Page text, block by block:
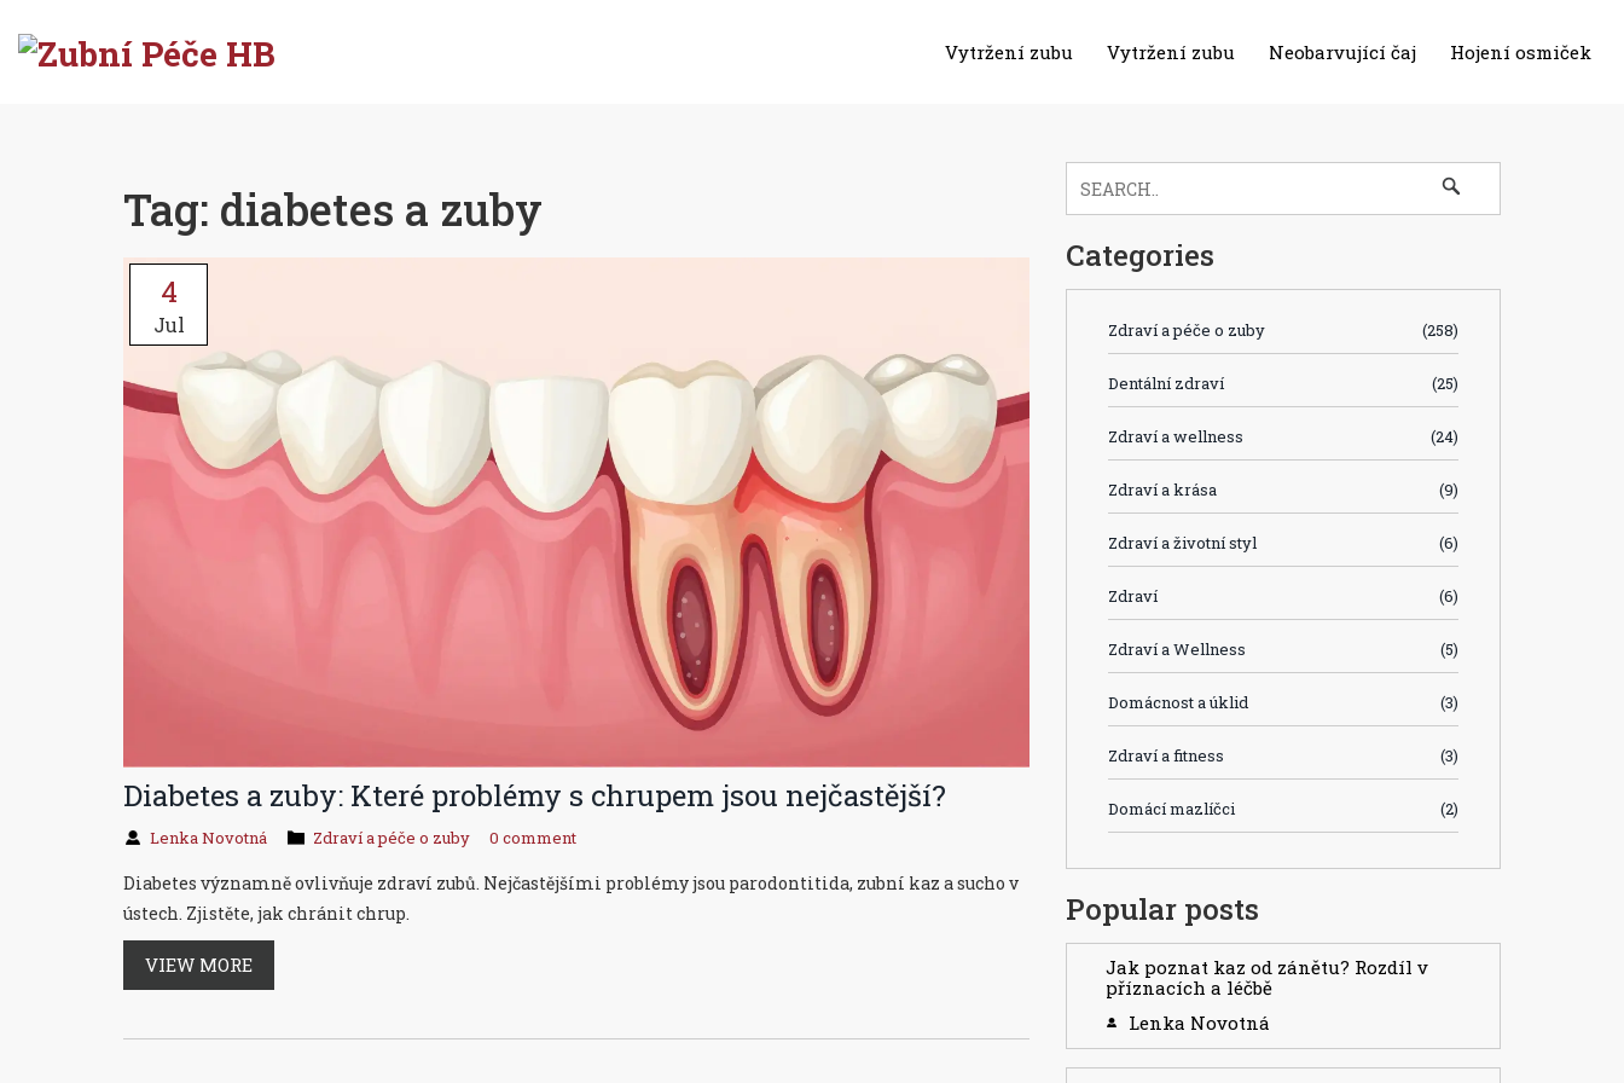
Vytržení zubu Vytržení zubu Neobarvující čaj Hojení osmiček
Tag: diabetes a zuby
4
Jul
Diabetes a zuby: Které problémy s chrupem jsou nejčastější?
Lenka Novotná Zdraví a péče o zuby 0 comment
Diabetes významně ovlivňuje zdraví zubů. Nejčastějšími problémy jsou parodontitida, zubní kaz a sucho v
ústech. Zjistěte, jak chránit chrup.
VIEW MORE
Categories
Zdraví a péče o zuby (258)
Dentální zdraví (25)
Zdraví a wellness (24)
Zdraví a krása (9)
Zdraví a životní styl (6)
Zdraví (6)
Zdraví a Wellness (5)
Domácnost a úklid (3)
Zdraví a fitness (3)
Domácí mazlíčci (2)
Popular posts
Jak poznat kaz od zánětu? Rozdíl v
příznacích a léčbě
Lenka Novotná